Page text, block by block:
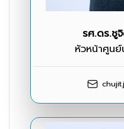
รศ.ดร.ชู
หัวหน้าศูน